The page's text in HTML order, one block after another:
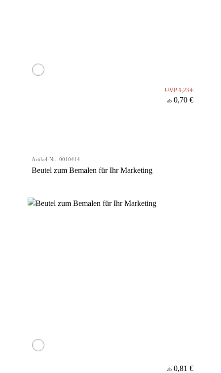
UVP 1,23 €
ab 0,70 €
Artikel-Nr.: 0010414
Beutel zum Bemalen für Ihr Marketing
ab 0,81 €